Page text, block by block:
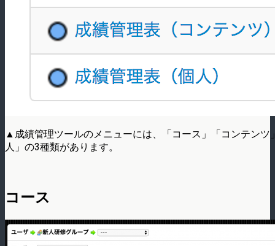
▲成績管理ツールのメニューには、「コース」「コンテンツ
人」の3種類があります。
コース